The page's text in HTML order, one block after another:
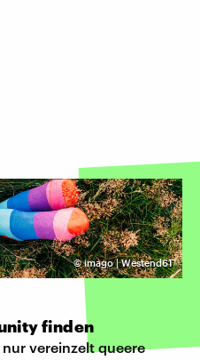
©imago | Westend61
finden
vereinzelt queere